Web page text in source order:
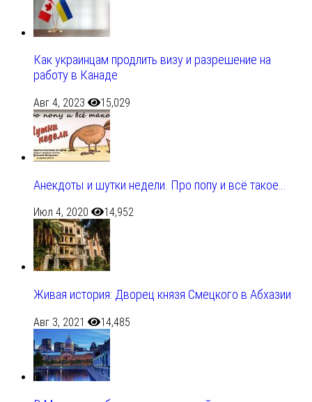
Как украинцам продлить визу и разрешение на
работу в Канаде
Авг 4, 2023 15,029
Анекдоты и шутки недели. Про попу и всё такое…
Июл 4, 2020 14,952
Живая история: Дворец князя Смецкого в Абхазии
Авг 3, 2021 14,485